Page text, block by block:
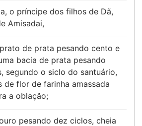
o príncipe dos filhos de Dã,
Amisadai,
de prata pesando cento e
bacia de prata pesando
segundo o siclo do santuário,
de flor de farinha amassada
a oblação;
pesando dez ciclos, cheia